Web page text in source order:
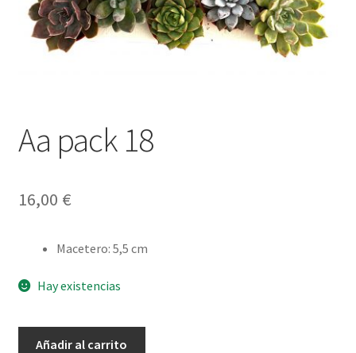
Aa pack 18
16,00 €
Macetero: 5,5 cm
Hay existencias
Añadir al carrito